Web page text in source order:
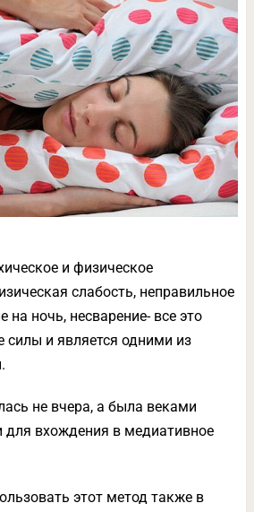
и физическое
слабость, неправильное
на ночь, несварение- все это
силы и является одними из
не вчера, а была веками
для вхождения в медиативное
этот метод также в